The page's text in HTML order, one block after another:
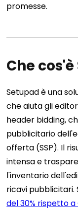
promesse.
Che
Setupad è una
che aiuta gli
header bidding,
pubblicitario
offerta (SSP). Il
intensa e
l'inventario
ricavi
del 30% rispetto a